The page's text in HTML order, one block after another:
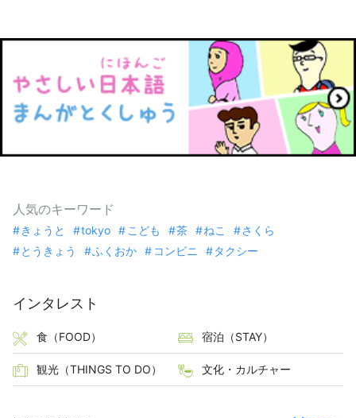
人気のキーワード
きょうと tokyo こども 茶 ねこ
さくら
とうきょう
ふくおか コンビニ タクシー
インタレスト
食（FOOD） 宿泊（STAY）
観光（THINGS TO DO） 文化・カルチャー